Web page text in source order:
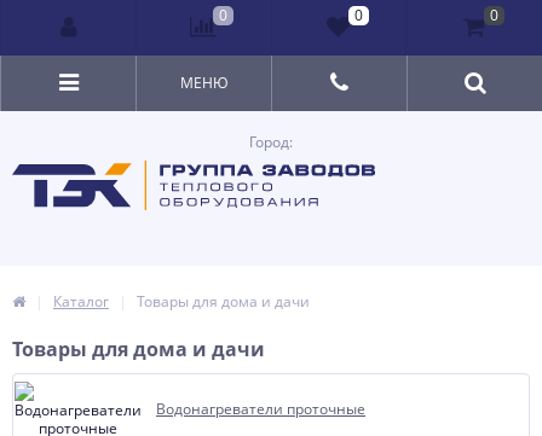
Город:
МЕНЮ
Каталог Товары для дома и дачи
Товары для дома и дачи
Водонагреватели проточные
0 0 0